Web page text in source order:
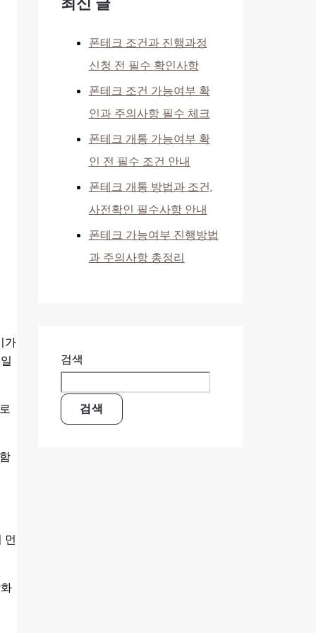
가
먼
폰테크 조건과 진행과정
신청 전 필수 확인사항
폰테크 조건 가능여부 확
인과 주의사항 필수 체크
폰테크 개통 가능여부 확
인 전 필수 조건 안내
폰테크 개통 방법과 조건,
사전확인 필수사항 안내
폰테크 가능여부 진행방법
과 주의사항 총정리
검색
검색